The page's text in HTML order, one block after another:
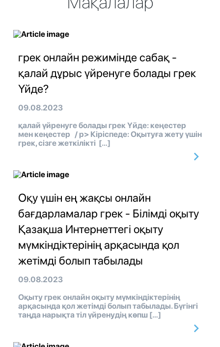
грек онлайн режимінде сабақ -
қалай дұрыс үйренуге болады грек
Үйде?
09.08.2023
қалай үйренуге болады грек Үйде: кеңестер
мен кеңестер / p> Кіріспеде: Оқытуға жету үшін
грек, сізге жеткілікті […]
Оқу үшін ең жақсы онлайн
бағдарламалар грек - Білімді оқыту
Қазақша Интернеттегі оқыту
мүмкіндіктерінің арқасында қол
жетімді болып табылады
09.08.2023
Оқыту грек онлайн оқыту мүмкіндіктерінің
арқасында қол жетімді болып табылады. Бүгінгі
таңда нарықта тіл үйренудің көпш […]